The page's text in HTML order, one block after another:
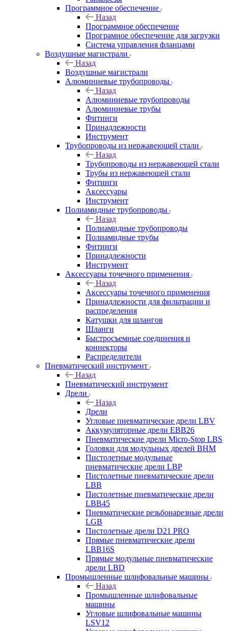
Программное обеспечение
Назад
Программное обеспечение
Програмное обеспечение для загрузки
Система управления фланцами
Воздушные магистрали
Назад
Воздушные магистрали
Алюминиевые трубопроводы
Назад
Алюминиевые трубопроводы
Алюминиевые трубы
Фитинги
Принадлежности
Инструмент
Трубопроводы из нержавеющей стали
Назад
Трубопроводы из нержавеющей стали
Трубы из нержавеющей стали
Фитинги
Аксессуары
Инструмент
Полиамидные трубопроводы
Назад
Полиамидные трубопроводы
Полиамидные трубы
Фитинги
Принадлежности
Инструмент
Аксессуары точечного применения
Назад
Аксессуары точечного применения
Принадлежности для фильтрации и
распределения
Катушки для шлангов
Шланги
Быстросъемные соединения и
коннекторы
Распределители
Пневматический инструмент
Назад
Пневматический инструмент
Дрели
Назад
Дрели
Угловые пневматические дрели LBV
Аккумуляторные дрели EBB26
Пневматические дрели Micro-Stop LBS
Головки для модульных дрелей BHM
Пистолетные модульные
пневматические дрели LBP
Пистолетные пневматические дрели
LBB
Пистолетные пневматические дрели
LBB45
Пневматические резьбонарезные дрели
LGB
Пистолетные дрели D21 PRO
Прямые пневматические дрели
LBB16S
Прямые модульные пневматические
дрели LBD
Промышленные шлифовальные машины
Назад
Промышленные шлифовальные
машины
Угловые шлифовальные машины
LSV12